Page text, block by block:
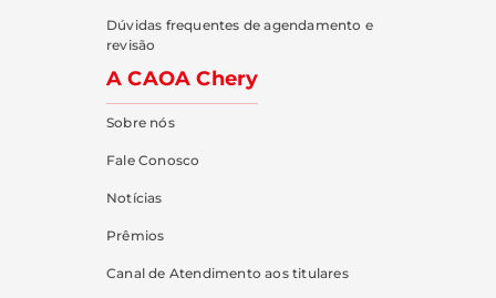
Dúvidas frequentes de agendamento e
revisão
A CAOA Chery
Sobre nós
Fale Conosco
Notícias
Prêmios
Canal de Atendimento aos titulares